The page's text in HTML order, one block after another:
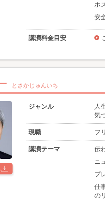
ホ
安
講演料金目安
とさかじゅんいち
ジャンル
人
気
現職
フ
講演テーマ
伝
ニ
プ
仕
の